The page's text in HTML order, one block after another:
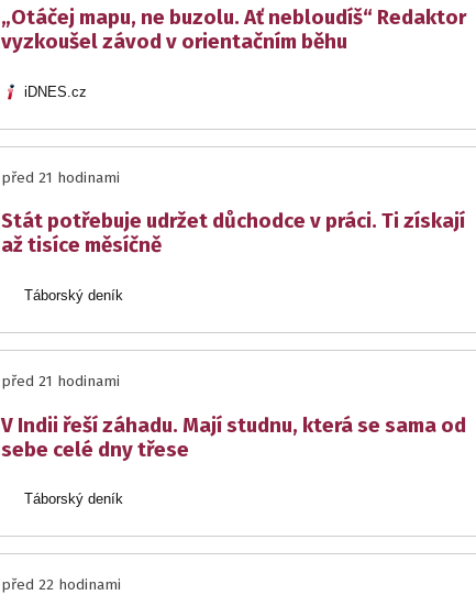
„Otáčej mapu, ne buzolu. Ať nebloudíš“ Redaktor
vyzkoušel závod v orientačním běhu
iDNES.cz
před 21 hodinami
Stát potřebuje udržet důchodce v práci. Ti získají
až tisíce měsíčně
Táborský deník
před 21 hodinami
V Indii řeší záhadu. Mají studnu, která se sama od
sebe celé dny třese
Táborský deník
před 22 hodinami